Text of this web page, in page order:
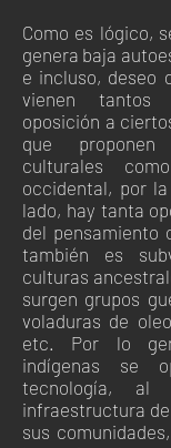
Como es lógico,
genera baja
e incluso, deseo
vienen tantos
oposición a
que
culturales
occidental, por
lado, hay tanta
del pensamiento
también es
culturas
surgen grupos
voladuras de
etc. Por lo
indígenas se
tecnología, al
infraestructura
sus